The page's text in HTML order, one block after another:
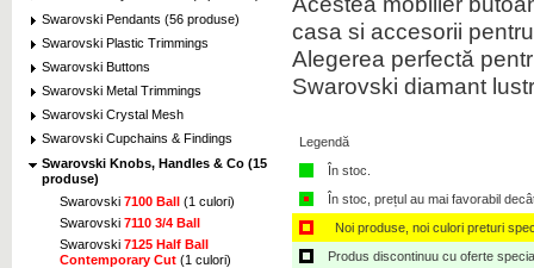
Swarovski Pendants (56 produse)
Swarovski Plastic Trimmings
Swarovski Buttons
Swarovski Metal Trimmings
Swarovski Crystal Mesh
Swarovski Cupchains & Findings
Swarovski Knobs, Handles & Co (15
produse)
Swarovski 7100 Ball (1 culori)
Swarovski 7110 3/4 Ball
Swarovski 7125 Half Ball
Contemporary Cut (1 culori)
casa si accesorii
Alegerea perfectă
Swarovski diamant
Legendă
În stoc.
În stoc, prețul au mai favorabil
Noi produse, noi culori preturi
Produs discontinuu cu oferte